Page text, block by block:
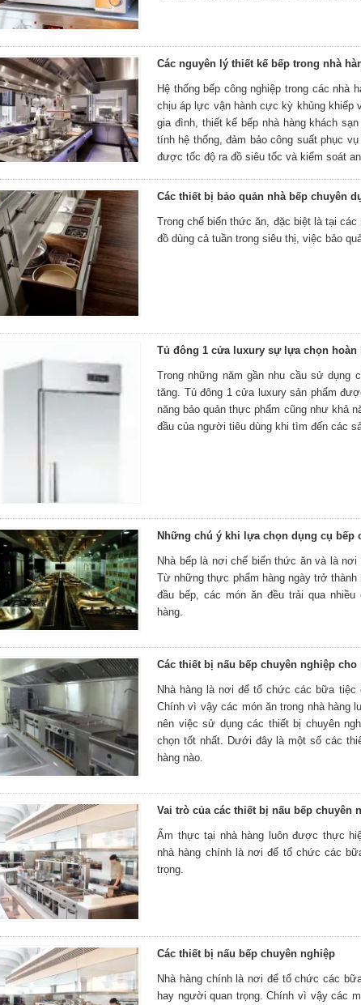
Các nguyên lý thiết kế bếp trong nhà
Hệ thống bếp công nghiệp trong các nhà
chịu áp lực vận hành cực kỳ khủng khiếp
gia đình, thiết kế bếp nhà hàng khách
tính hệ thống, đảm bảo công suất phục
được tốc độ ra đồ siêu tốc và kiểm soát
Các thiết bị bảo quản nhà bếp chuyên
Trong chế biến thức ăn, đặc biệt là tại
đồ dùng cả tuần trong siêu thị, việc bảo
Tủ đông 1 cửa luxury sự lựa chọn
Trong những năm gần nhu cầu sử dụng
tăng. Tủ đông 1 cửa luxury sản phẩm
năng bảo quản thực phẩm cũng như khả
đầu của người tiêu dùng khi tìm đến các
Những chú ý khi lựa chọn dụng cụ bếp
Nhà bếp là nơi chế biến thức ăn và là nơi
Từ những thực phẩm hàng ngày trở
đầu bếp, các món ăn đều trải qua
hàng.
Các thiết bị nấu bếp chuyên nghiệp cho
Nhà hàng là nơi để tổ chức các bữa tiệc
Chính vì vậy các món ăn trong nhà hàng
nên việc sử dụng các thiết bị chuyên
chọn tốt nhất. Dưới đây là một số các
hàng nào.
Vai trò của các thiết bị nấu bếp chuyên
Ẩm thực tại nhà hàng luôn được thực
nhà hàng chính là nơi để tổ chức các
trọng.
Các thiết bị nấu bếp chuyên nghiệp
Nhà hàng chính là nơi để tổ chức các
hay người quan trọng. Chính vì vậy các